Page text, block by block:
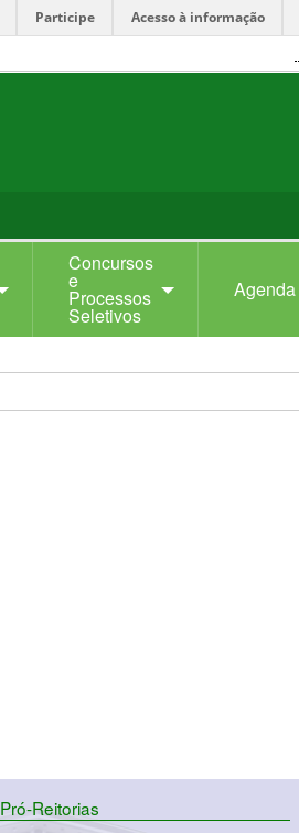
Participe Acesso à informação
Concursos
e
Processos
Seletivos
Agenda
Pró-Reitorias